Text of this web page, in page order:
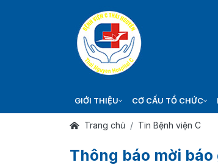
GIỚI THIỆU CƠ CẤU TỔ CHỨC
Trang chủ Tin Bệnh viện C
Thông báo mời